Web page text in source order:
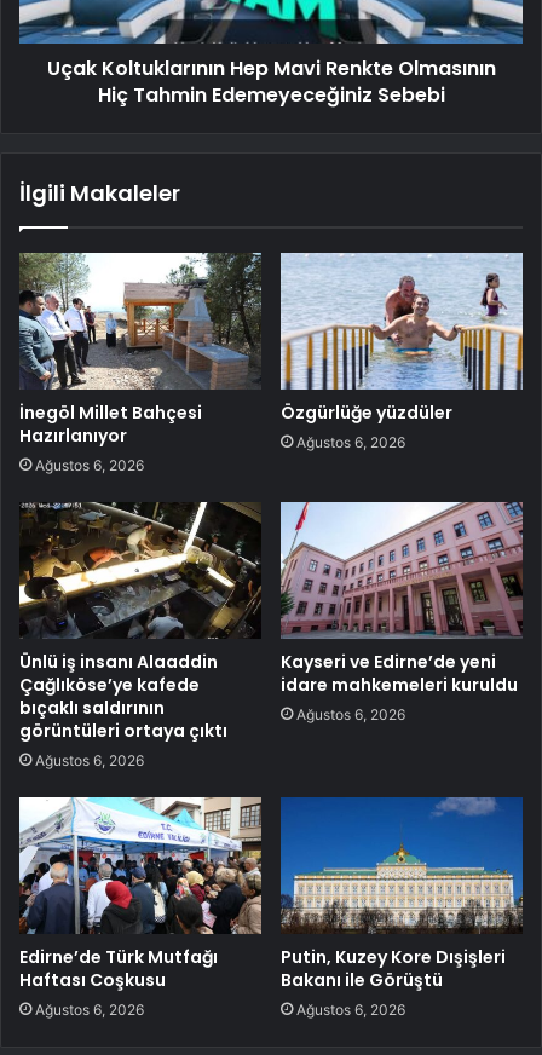
Uçak Koltuklarının Hep Mavi Renkte Olmasının
Hiç Tahmin Edemeyeceğiniz Sebebi
İlgili Makaleler
İnegöl Millet Bahçesi
Hazırlanıyor
Ağustos 6, 2026
Özgürlüğe yüzdüler
Ağustos 6, 2026
Ünlü iş insanı Alaaddin
Çağlıköse’ye kafede
bıçaklı saldırının
görüntüleri ortaya çıktı
Ağustos 6, 2026
Kayseri ve Edirne’de yeni
idare mahkemeleri kuruldu
Ağustos 6, 2026
Edirne’de Türk Mutfağı
Haftası Coşkusu
Ağustos 6, 2026
Putin, Kuzey Kore Dışişleri
Bakanı ile Görüştü
Ağustos 6, 2026